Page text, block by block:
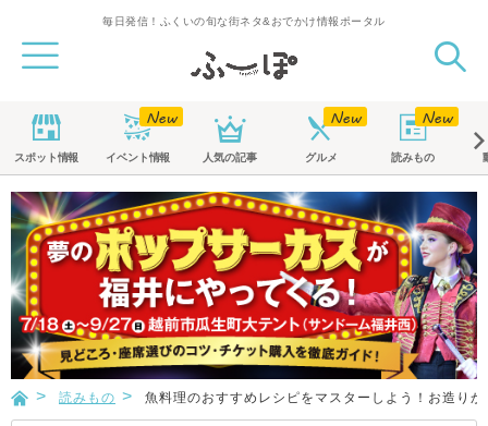
毎日発信！ふくいの旬な街ネタ&おでかけ情報ポータル
スポット情報 イベント情報 人気の記事 グルメ 読みもの
読みもの 魚料理のおすすめレシピをマスターしよう！お造り